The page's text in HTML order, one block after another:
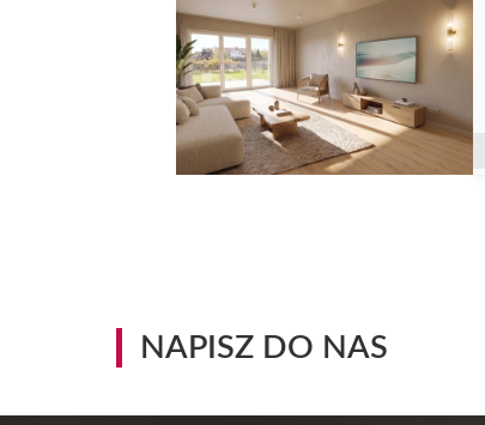
NAPISZ DO NAS